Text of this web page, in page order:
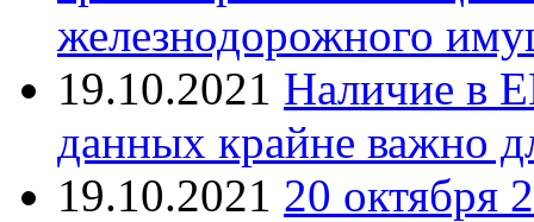
железнодорожного
19.10.2021 Наличие в
данных крайне важно
19.10.2021 20 октября